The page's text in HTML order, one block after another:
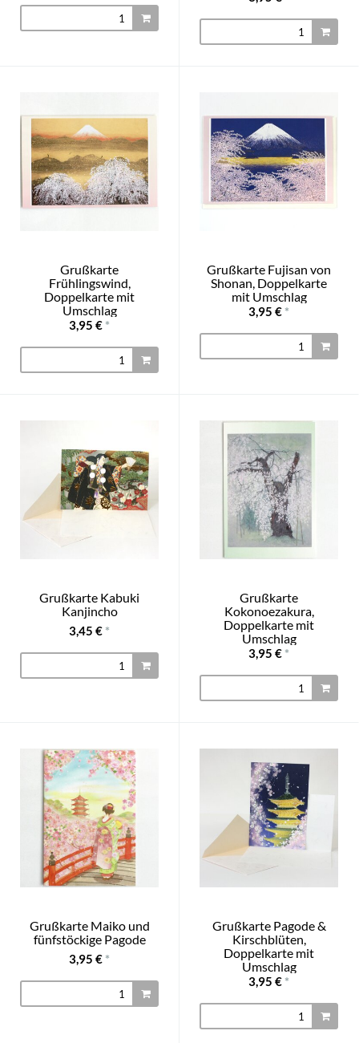
Grußkarte
Frühlingswind,
Doppelkarte mit
Umschlag
3,95 € *
Grußkarte Fujisan von
Shonan, Doppelkarte
mit Umschlag
3,95 € *
Grußkarte Kabuki
Kanjincho
3,45 € *
Grußkarte
Kokonoezakura,
Doppelkarte mit
Umschlag
3,95 € *
Grußkarte Maiko und
fünfstöckige Pagode
3,95 € *
Grußkarte Pagode &
Kirschblüten,
Doppelkarte mit
Umschlag
3,95 € *